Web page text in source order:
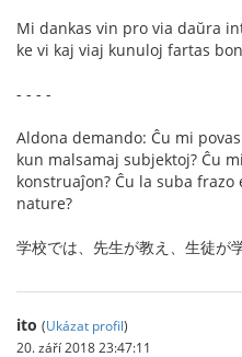
Mi dankas vin pro via daŭra
ke vi kaj viaj kunuloj fartas
- - - -
Aldona demando: Ĉu mi
kun malsamaj subjektoj? Ĉu
konstruaĵon? Ĉu la suba
nature?
学校では、先生が教え、生徒が
ito (Ukázat profil)
20. září 2018 23:47:11